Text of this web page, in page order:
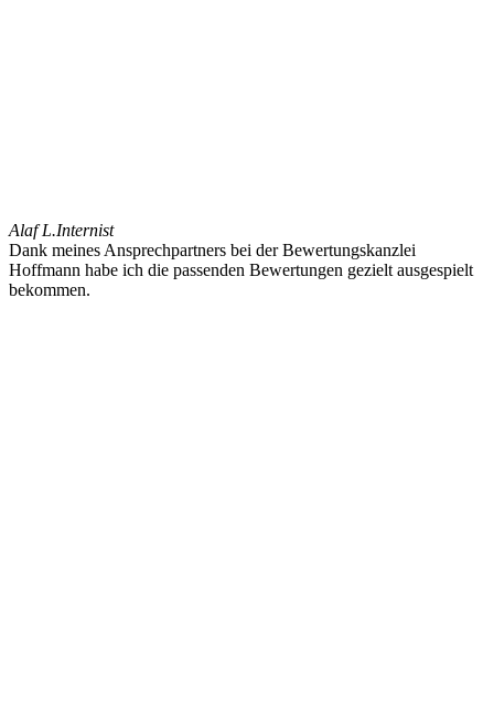
Alaf L.Internist
Dank meines Ansprechpartners bei der Bewertungskanzlei
Hoffmann habe ich die passenden Bewertungen gezielt ausgespielt
bekommen.